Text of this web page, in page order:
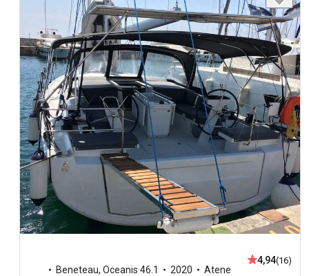
Beneteau, Oceanis 46.1 2020 Atene
4,94(16)